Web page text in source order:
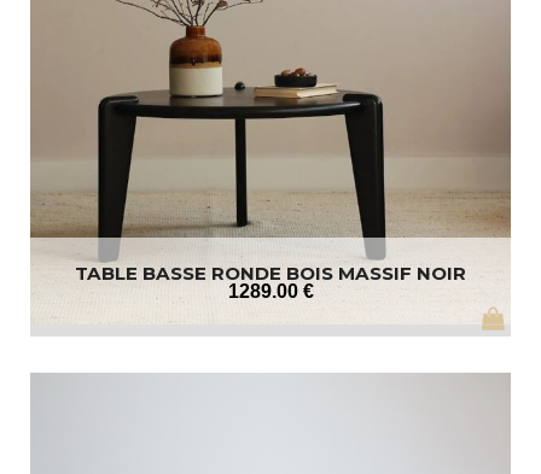
TABLE BASSE RONDE BOIS MASSIF NOIR
1289.00 €